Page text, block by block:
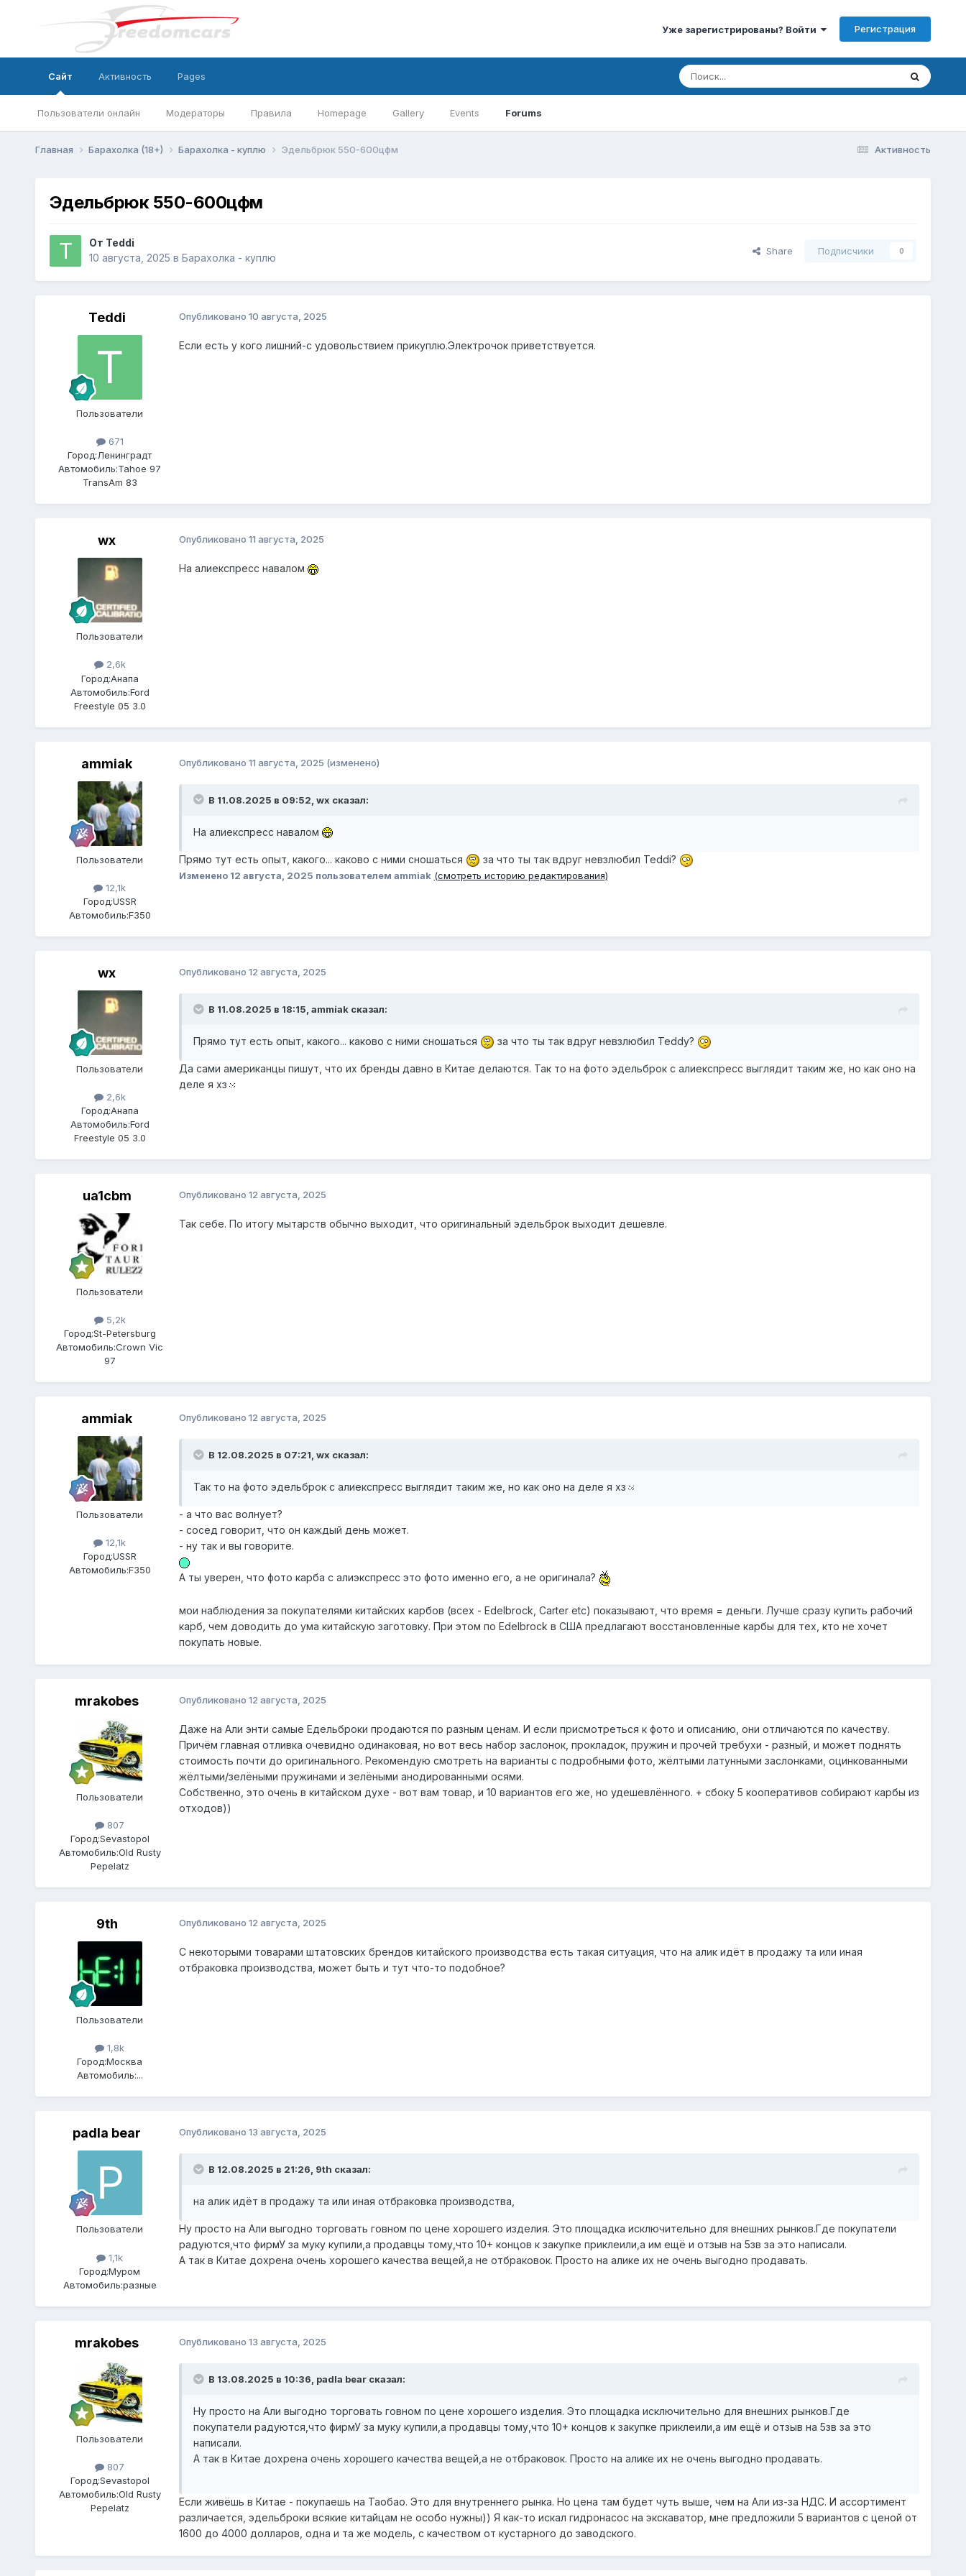
Уже зарегистрированы? Войти Регистрация
Сайт
Пользователи онлайн Модераторы Правила Homepage Gallery Events Forums
Активность Pages
Активность
Главная Барахолка (18+) Барахолка - куплю Эдельбрюк 550-600цфм
Эдельбрюк 550-600цфм
От Teddi
10 августа, 2025 в Барахолка - куплю
Share Подписчики 0
Teddi
Пользователи
671
Город:Ленинградт
Автомобиль:Tahoe 97
TransAm 83
Опубликовано 10 августа, 2025
Если есть у кого лишний-с удовольствием прикуплю.Электрочок приветствуется.
wx
Пользователи
2,6k
Город:Анапа
Автомобиль:Ford
Freestyle 05 3.0
Опубликовано 11 августа, 2025
На алиекспресс навалом
ammiak
Пользователи
12,1k
Город:USSR
Автомобиль:F350
Опубликовано 11 августа, 2025 (изменено)
В 11.08.2025 в 09:52, wx сказал:
На алиекспресс навалом
Прямо тут есть опыт, какого... каково с ними сношаться за что ты так вдруг невзлюбил Teddi?
Изменено 12 августа, 2025 пользователем ammiak (смотреть историю редактирования)
wx
Пользователи
2,6k
Город:Анапа
Автомобиль:Ford
Freestyle 05 3.0
Опубликовано 12 августа, 2025
В 11.08.2025 в 18:15, ammiakсказал:
Прямо тут есть опыт, какого... каково с ними сношаться за что ты так вдруг невзлюбил Teddy?
Да сами американцы пишут, что их бренды давно в Китае делаются. Так то на фото эдельброк с алиекспресс выглядит таким же, но как оно на
деле я хз
ua1cbm
Пользователи
5,2k
Город:St-Petersburg
Автомобиль:Crown Vic
97
Опубликовано 12 августа, 2025
Так себе. По итогу мытарств обычно выходит, что оригинальный эдельброк выходит дешевле.
ammiak
Пользователи
12,1k
Город:USSR
Автомобиль:F350
Опубликовано 12 августа, 2025
В 12.08.2025 в 07:21, wx сказал:
Так то на фото эдельброк с алиекспресс выглядит таким же, но как оно на деле я хз
- а что вас волнует?
- сосед говорит, что он каждый день может.
- ну так и вы говорите.
А ты уверен, что фото карба с алиэкспресс это фото именно его, а не оригинала?
мои наблюдения за покупателями китайских карбов (всех - Edelbrock, Carter etc) показывают, что время = деньги. Лучше сразу купить рабочий
карб, чем доводить до ума китайскую заготовку. При этом по Edelbrock в США предлагают восстановленные карбы для тех, кто не хочет
покупать новые.
mrakobes
Пользователи
807
Город:Sevastopol
Автомобиль:Old Rusty
Pepelatz
Опубликовано 12 августа, 2025
Даже на Али энти самые Едельброки продаются по разным ценам. И если присмотреться к фото и описанию, они отличаются по качеству.
Причём главная отливка очевидно одинаковая, но вот весь набор заслонок, прокладок, пружин и прочей требухи - разный, и может поднять
стоимость почти до оригинального. Рекомендую смотреть на варианты с подробными фото, жёлтыми латунными заслонками, оцинкованными
жёлтыми/зелёными пружинами и зелёными анодированными осями.
Собственно, это очень в китайском духе - вот вам товар, и 10 вариантов его же, но удешевлённого. + сбоку 5 кооперативов собирают карбы из
отходов))
9th
Пользователи
1,8k
Город:Москва
Автомобиль:...
Опубликовано 12 августа, 2025
С некоторыми товарами штатовских брендов китайского производства есть такая ситуация, что на алик идёт в продажу та или иная
отбраковка производства, может быть и тут что-то подобное?
padla bear
Пользователи
1,1k
Город:Муром
Автомобиль:разные
Опубликовано 13 августа, 2025
В 12.08.2025 в 21:26, 9th сказал:
на алик идёт в продажу та или иная отбраковка производства,
Ну просто на Али выгодно торговать говном по цене хорошего изделия. Это площадка исключительно для внешних рынков.Где покупатели
радуются,что фирмУ за муку купили,а продавцы тому,что 10+ концов к закупке приклеили,а им ещё и отзыв на 5зв за это написали.
А так в Китае дохрена очень хорошего качества вещей,а не отбраковок. Просто на алике их не очень выгодно продавать.
mrakobes
Пользователи
807
Город:Sevastopol
Автомобиль:Old Rusty
Pepelatz
Опубликовано 13 августа, 2025
В 13.08.2025 в 10:36, padla bearсказал:
Ну просто на Али выгодно торговать говном по цене хорошего изделия. Это площадка исключительно для внешних рынков.Где
покупатели радуются,что фирмУ за муку купили,а продавцы тому,что 10+ концов к закупке приклеили,а им ещё и отзыв на 5зв за это
написали.
А так в Китае дохрена очень хорошего качества вещей,а не отбраковок. Просто на алике их не очень выгодно продавать.
Если живёшь в Китае - покупаешь на Таобао. Это для внутреннего рынка. Но цена там будет чуть выше, чем на Али из-за НДС. И ассортимент
различается, эдельброки всякие китайцам не особо нужны)) Я как-то искал гидронасос на экскаватор, мне предложили 5 вариантов с ценой от
1600 до 4000 долларов, одна и та же модель, с качеством от кустарного до заводского.